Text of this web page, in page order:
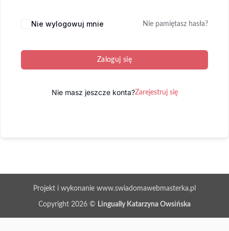
Nie wylogowuj mnie Nie pamiętasz hasła?
Zaloguj się
Nie masz jeszcze konta?Zarejestruj się
Projekt i wykonanie www.swiadomawebmasterka.pl
Copyright 2026 © Lingually Katarzyna Owsińska